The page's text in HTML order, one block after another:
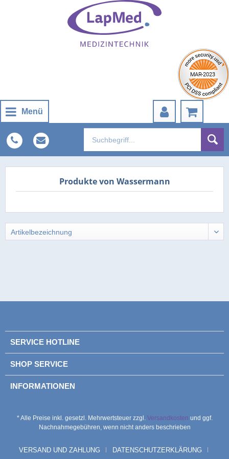
Menü
Produkte von Wassermann
SERVICE HOTLINE
SHOP SERVICE
INFORMATIONEN
* Alle Preise inkl. gesetzl. Mehrwertsteuer zzgl. Versandkosten und ggf.
Nachnahmegebühren, wenn nicht anders beschrieben
VERSAND UND ZAHLUNG
DATENSCHUTZERKLÄRUNG